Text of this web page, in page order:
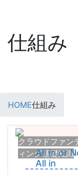
仕組み
HOME仕組み
クラウドファン
ィング基礎知識
All in or
All in